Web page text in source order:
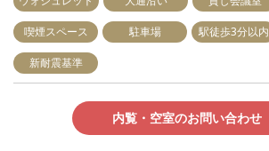
喫煙スペース 駐車場 駅徒歩3分以内
新耐震基準
内覧・空室のお問い合わせ